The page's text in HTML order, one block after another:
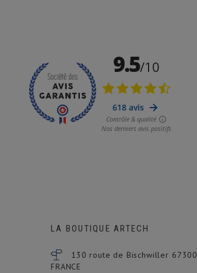
LA BOUTIQUE ARTECH
130 route de Bischwiller 67300
FRANCE